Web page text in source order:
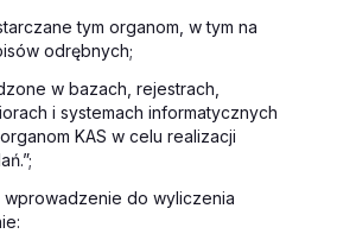
tym organom, w tym na
odrębnych;
w bazach, rejestrach,
i systemach informatycznych
KAS w celu realizacji
wprowadzenie do wyliczenia